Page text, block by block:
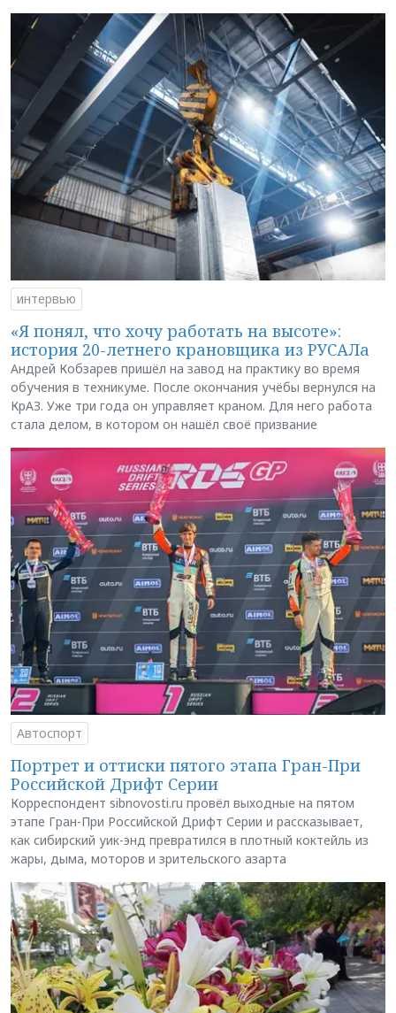
интервью
«Я понял, что хочу работать на высоте»:
история 20-летнего крановщика из РУСАЛа
Андрей Кобзарев пришёл на завод на практику во время
обучения в техникуме. После окончания учёбы вернулся на
КрАЗ. Уже три года он управляет краном. Для него работа
стала делом, в котором он нашёл своё призвание
Автоспорт
Портрет и оттиски пятого этапа Гран-При
Российской Дрифт Серии
Корреспондент sibnovosti.ru провёл выходные на пятом
этапе Гран-При Российской Дрифт Серии и рассказывает,
как сибирский уик-энд превратился в плотный коктейль из
жары, дыма, моторов и зрительского азарта